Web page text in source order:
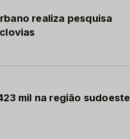
realiza pesquisa
mil na região sudoeste